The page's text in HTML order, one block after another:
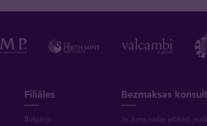
Filiāles
Bulgārija
Bezmaksas
Ja Jums rodas jebkādi